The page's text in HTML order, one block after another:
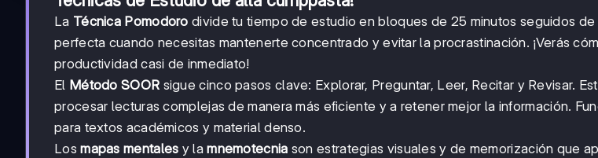
La Técnica Pomodoro divide tu tiempo de estudio en bloques de 25 minutos seguidos
perfecta cuando necesitas mantenerte concentrado y evitar la procrastinación. ¡Verás
productividad casi de inmediato!
El Método SOOR sigue cinco pasos clave: Explorar, Preguntar, Leer, Recitar y Revisar.
procesar lecturas complejas de manera más eficiente y a retener mejor la información.
para textos académicos y material denso.
Losmapas mentales y lamnemotecnia son estrategias visuales y de memorización que